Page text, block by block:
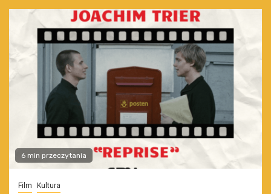
6 min przeczytania
Film Kultura